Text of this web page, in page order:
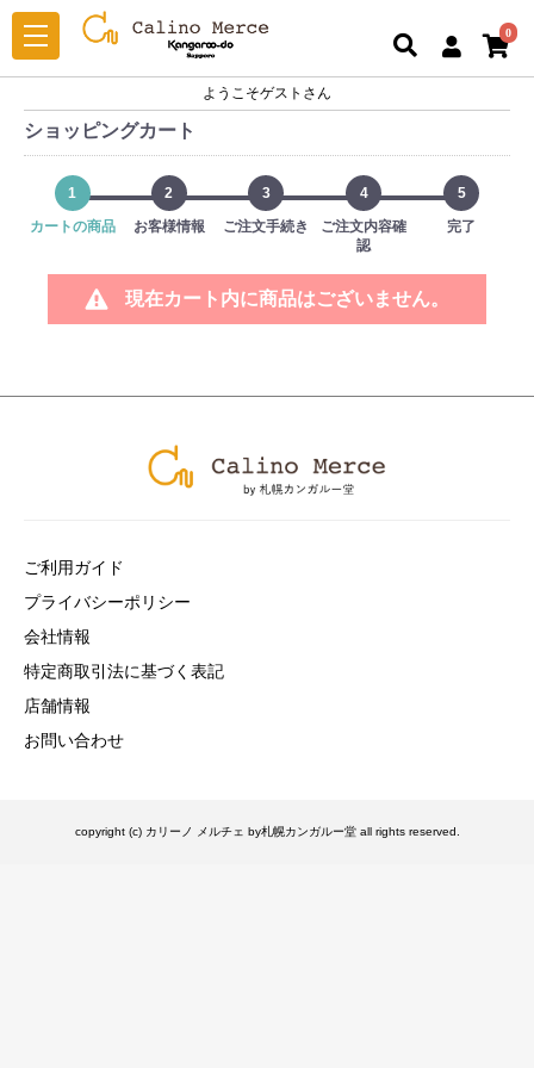
0
ようこそゲストさん
ショッピングカート
1
カートの商品
2
お客様情報
3
ご注文手続き
4
ご注文内容確
認
5
完了
現在カート内に商品はございません。
ご利用ガイド
プライバシーポリシー
会社情報
特定商取引法に基づく表記
店舗情報
お問い合わせ
copyright (c) カリーノ メルチェ by札幌カンガルー堂 all rights reserved.